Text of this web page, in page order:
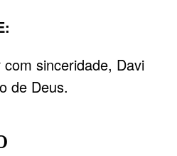
sinceridade, Davi
de Deus.